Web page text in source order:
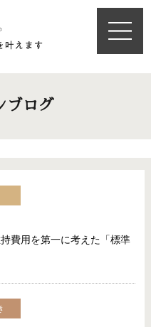
ブログ
費用を第一に考えた「標準